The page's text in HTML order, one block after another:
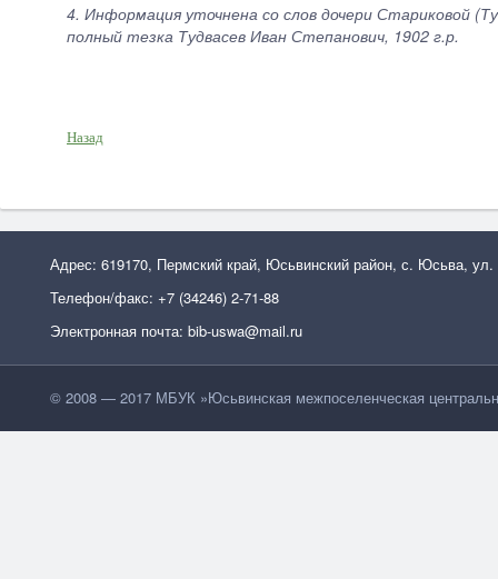
4. Информация уточнена со слов дочери Стариковой
полный тезка Тудвасев Иван Степанович, 1902 г.р.
Назад
Адрес: 619170, Пермский край, Юсьвинский район, с. Юсьва, ул.
Телефон/факс: +7 (34246) 2-71-88
Электронная почта: bib-uswa@mail.ru
© 2008 — 2017 МБУК »Юсьвинская межпоселенческая